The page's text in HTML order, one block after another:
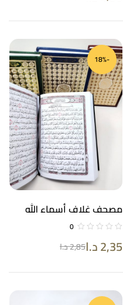
-18%
مصحف غلاف أسماء الله
الحسنى أو سادة مذهب
0
2,85د.ا 2,35د.ا